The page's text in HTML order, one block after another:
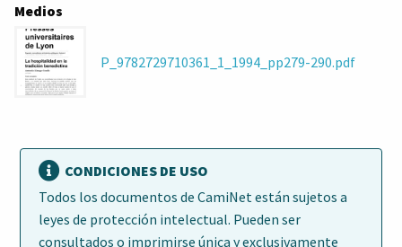
Medios
P_9782729710361_1_1994_pp279-290.pdf
CONDICIONES DE USO
Todos los documentos de CamiNet están sujetos a
leyes de protección intelectual. Pueden ser
consultados o imprimirse única y exclusivamente